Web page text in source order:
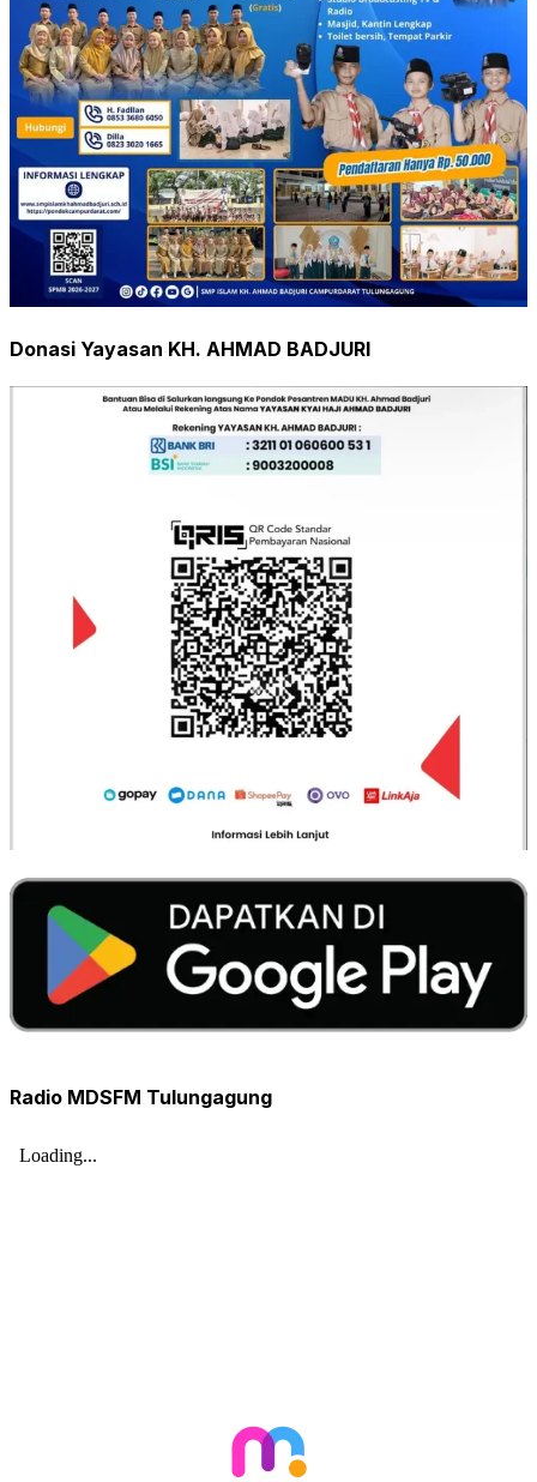
Donasi Yayasan KH. AHMAD BADJURI
Radio MDSFM Tulungagung